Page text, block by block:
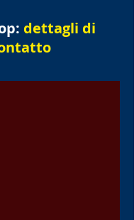
dettagli di